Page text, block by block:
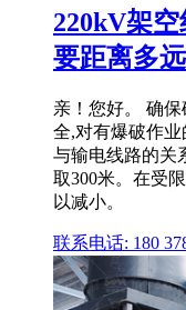
220kV架
要距离多
亲！您好。 确
全,对有爆破作
与输电线路的关
取300米。在受
以减小。
联系电话: 180